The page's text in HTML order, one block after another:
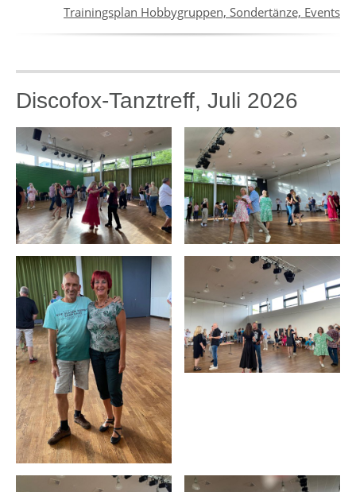
Trainingsplan Hobbygruppen, Sondertänze, Events
Discofox-Tanztreff, Juli 2026